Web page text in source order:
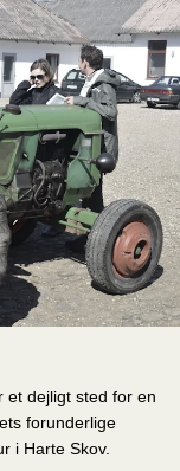
et dejligt sted for en
forunderlige
i Harte Skov.